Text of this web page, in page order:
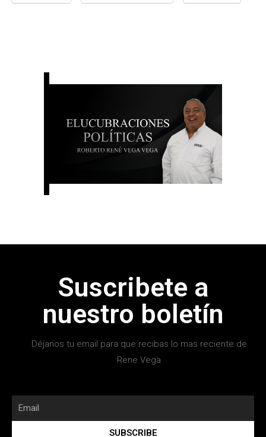
Suscribete a
nuestro boletín
Déjanos tu email para que recibas lo mas reciente de
Rene Vega
SUBSCRIBE